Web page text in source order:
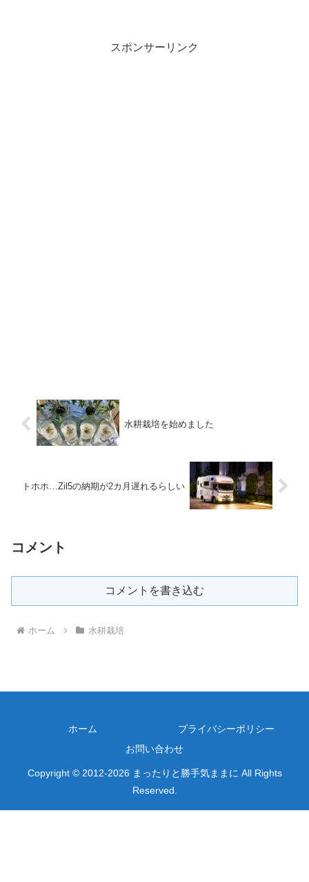
スポンサーリンク
水耕栽培を始めました
トホホ…Zil5の納期が2カ月遅れるらしい
コメント
コメントを書き込む
ホーム 水耕栽培
ホーム
プライバシーポリシー
お問い合わせ
Copyright © 2012-2026 まったりと勝手気ままに All Rights
Reserved.